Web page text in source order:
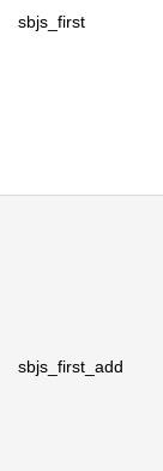
sbjs_first
sbjs_first_add